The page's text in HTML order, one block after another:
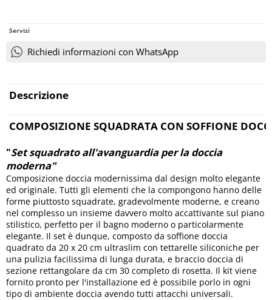
Servizi
Richiedi informazioni con WhatsApp
Descrizione
COMPOSIZIONE SQUADRATA CON SOFFIONE
"Set squadrato all'avanguardia per la doccia
moderna"
Composizione doccia modernissima dal design molto elegante
ed originale. Tutti gli elementi che la compongono hanno delle
forme piuttosto squadrate, gradevolmente moderne, e creano
nel complesso un insieme davvero molto accattivante sul piano
stilistico, perfetto per il bagno moderno o particolarmente
elegante. Il set è dunque, composto da soffione doccia
quadrato da 20 x 20 cm ultraslim con tettarelle siliconiche per
una pulizia facilissima di lunga durata, e braccio doccia di
sezione rettangolare da cm 30 completo di rosetta. Il kit viene
fornito pronto per l'installazione ed è possibile porlo in ogni
tipo di ambiente doccia avendo tutti attacchi universali.